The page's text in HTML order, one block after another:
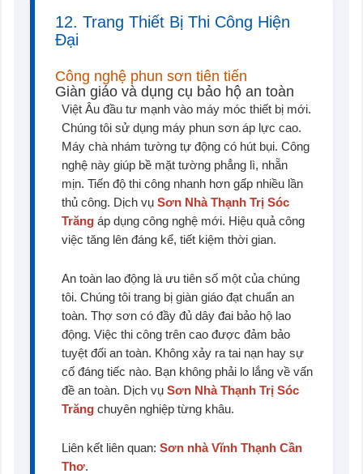
12. Trang Thiết Bị Thi Công Hiện
Đại
Công nghệ phun sơn tiên tiến
Giàn giáo và dụng cụ bảo hộ an toàn
Việt Âu đầu tư mạnh vào máy móc thiết bị mới.
Chúng tôi sử dụng máy phun sơn áp lực cao.
Máy chà nhám tường tự động có hút bụi. Công
nghệ này giúp bề mặt tường phẳng lì, nhẵn
mịn. Tiến độ thi công nhanh hơn gấp nhiều lần
thủ công. Dịch vụ Sơn Nhà Thạnh Trị Sóc
Trăng áp dụng công nghệ mới. Hiệu quả công
việc tăng lên đáng kể, tiết kiệm thời gian.
An toàn lao động là ưu tiên số một của chúng
tôi. Chúng tôi trang bị giàn giáo đạt chuẩn an
toàn. Thợ sơn có đầy đủ dây đai bảo hộ lao
động. Việc thi công trên cao được đảm bảo
tuyệt đối an toàn. Không xảy ra tai nạn hay sự
cố đáng tiếc nào. Bạn không phải lo lắng về vấn
đề an toàn. Dịch vụ Sơn Nhà Thạnh Trị Sóc
Trăng chuyên nghiệp từng khâu.
Liên kết liên quan: Sơn nhà Vĩnh Thạnh Cần
Thơ.